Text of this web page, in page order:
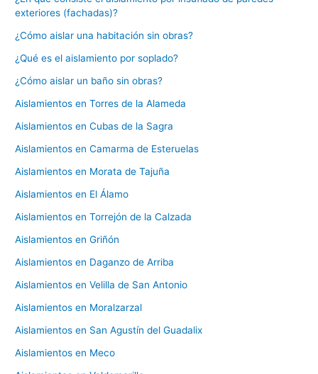
exteriores (fachadas)?
¿Cómo aislar una habitación sin obras?
¿Qué es el aislamiento por soplado?
¿Cómo aislar un baño sin obras?
Aislamientos en Torres de la Alameda
Aislamientos en Cubas de la Sagra
Aislamientos en Camarma de Esteruelas
Aislamientos en Morata de Tajuña
Aislamientos en El Álamo
Aislamientos en Torrejón de la Calzada
Aislamientos en Griñón
Aislamientos en Daganzo de Arriba
Aislamientos en Velilla de San Antonio
Aislamientos en Moralzarzal
Aislamientos en San Agustín del Guadalix
Aislamientos en Meco